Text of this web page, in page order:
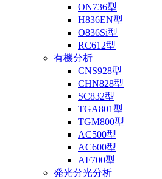
ON736型
H836EN型
O836Si型
RC612型
有機分析
CNS928型
CHN828型
SC832型
TGA801型
TGM800型
AC500型
AC600型
AF700型
発光分光分析